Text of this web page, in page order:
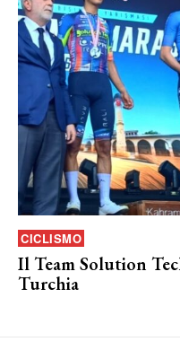
CICLISMO
Il Team Solution
Turchia